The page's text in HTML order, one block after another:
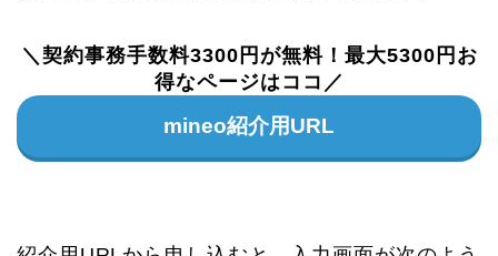
＼契約事務手数料3300円が無料！最大5300円お
得なページはココ／
mineo紹介用URL